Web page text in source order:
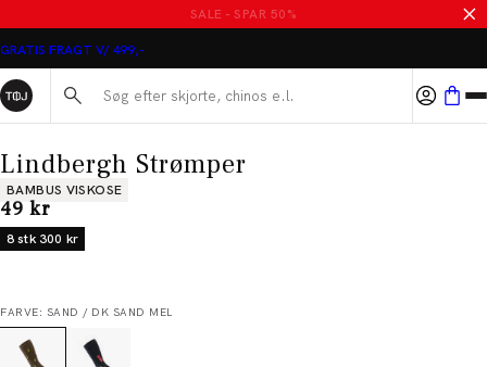
SALE - SPAR 50%
GRATIS FRAGT V/ 499,-
Søg her...
Lindbergh Strømper
Produkt egenskaber
BAMBUS VISKOSE
I alt (inkl. rabat)
49 kr
8 stk 300 kr
FARVE: SAND / DK SAND MEL